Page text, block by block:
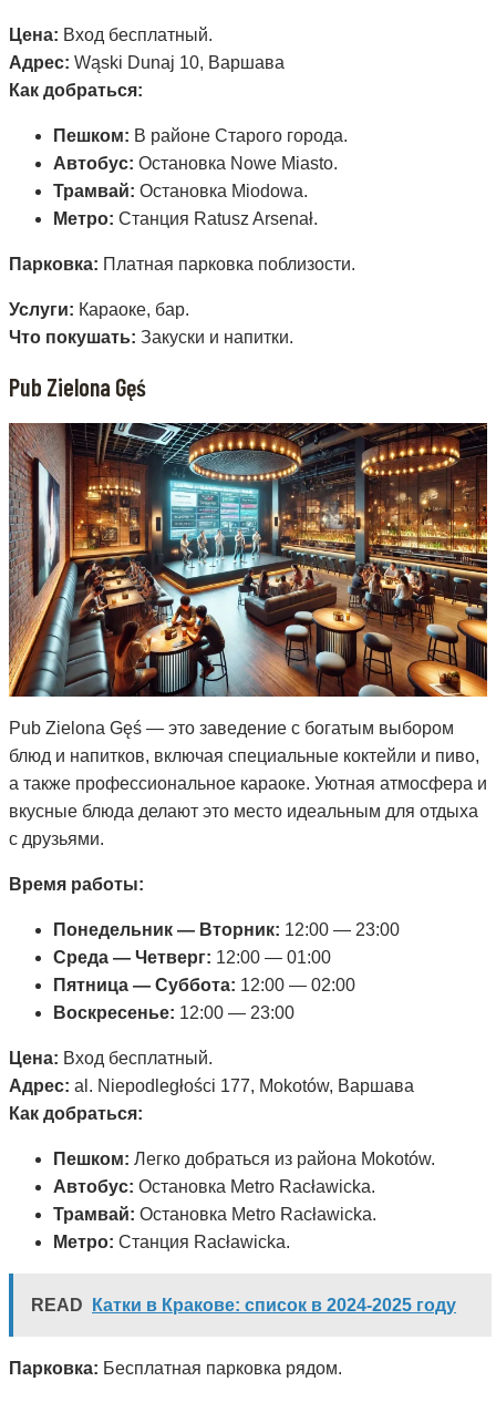
Цена: Вход бесплатный.
Адрес: Wąski Dunaj 10, Варшава
Как добраться:
Пешком: В районе Старого города.
Автобус: Остановка Nowe Miasto.
Трамвай: Остановка Miodowa.
Метро: Станция Ratusz Arsenał.
Парковка: Платная парковка поблизости.
Услуги: Караоке, бар.
Что покушать: Закуски и напитки.
Pub Zielona Gęś
Pub Zielona Gęś — это заведение с богатым выбором
блюд и напитков, включая специальные коктейли и пиво,
а также профессиональное караоке. Уютная атмосфера и
вкусные блюда делают это место идеальным для отдыха
с друзьями.
Время работы:
Понедельник — Вторник: 12:00 — 23:00
Среда — Четверг: 12:00 — 01:00
Пятница — Суббота: 12:00 — 02:00
Воскресенье: 12:00 — 23:00
Цена: Вход бесплатный.
Адрес: al. Niepodległości 177, Mokotów, Варшава
Как добраться:
Пешком: Легко добраться из района Mokotów.
Автобус: Остановка Metro Racławicka.
Трамвай: Остановка Metro Racławicka.
Метро: Станция Racławicka.
READ Катки в Кракове: список в 2024-2025 году
Парковка: Бесплатная парковка рядом.